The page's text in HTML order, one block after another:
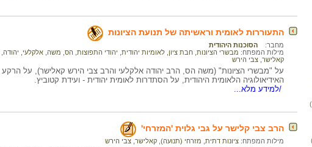
התעוררות לאומית וראשיתה של תנועת הציונות
מחבר:
הסוכנות היהודית
מילות המפתח: מבשרי הציונות חבת ציון לאומיות יהודית יהודי התפוצות הס, משה אלקלעי, יהודה
קאלישר, צבי הירש
על "מבשרי הציונות" (משה הס, הרב יהודה אלקלעי והרב צבי הירש קאלישר), על
האידיאולוגיה הלאומית היהודית, על הסתדרות לאומית יהודית - ועידת קטוביץ.
/למידע מלא...
הרב צבי קלישר על גבי גלוית 'המזרחי'
מילות המפתח: ציונות דתית מזרחי (תנועה) קאלישר, צבי הירש